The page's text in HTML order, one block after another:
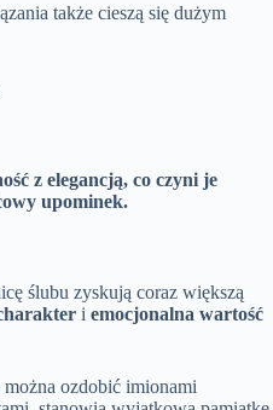
także cieszą się dużym
z elegancją, co czyni je
upominek.
ślubu zyskują coraz większą
i emocjonalna wartość
ozdobić imionami